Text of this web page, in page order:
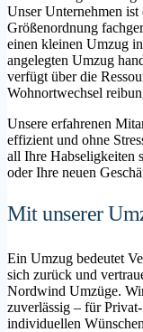
Unser Unternehmen
Größenordnung
einen kleinen Umzug
angelegten Umzug
verfügt über die
Wohnortwechsel
Unsere erfahrenen
effizient und ohne
all Ihre Habseligkeiten
oder Ihre neuen
Mit unserer
Ein Umzug bedeutet
sich zurück und
Nordwind Umzüge.
zuverlässig – für
individuellen